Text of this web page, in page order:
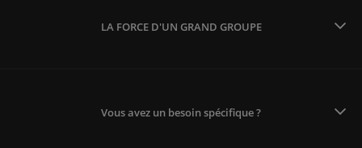
LA FORCE D'UN GRAND GROUPE
Vous avez un besoin spécifique ?